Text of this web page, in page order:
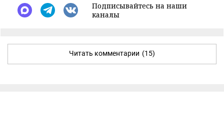
Подписывайтесь на наши
каналы
Читать комментарии (15)